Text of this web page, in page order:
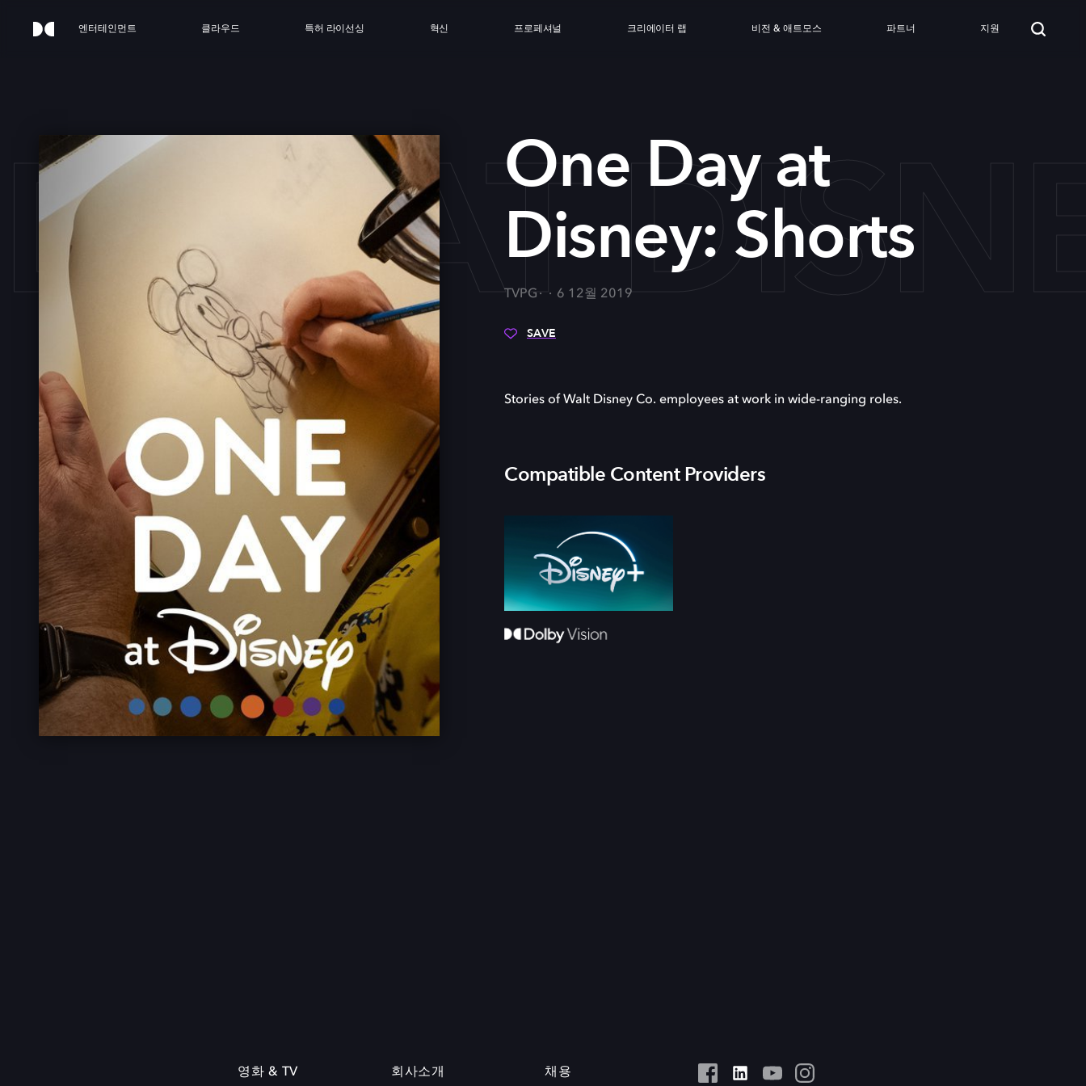
엔터테인먼트 클라우드 특허 라이선싱 혁신 프로페셔널 크리에이터 랩 비전 & 애트모스 파트너 지원
ATOne Day at
Disney: Shorts
TVPG 6 12월 2019
SAVE
Stories of Walt Disney Co. employees at work in wide-ranging roles.
Compatible Content Providers
영화 & TV 회사소개 채용